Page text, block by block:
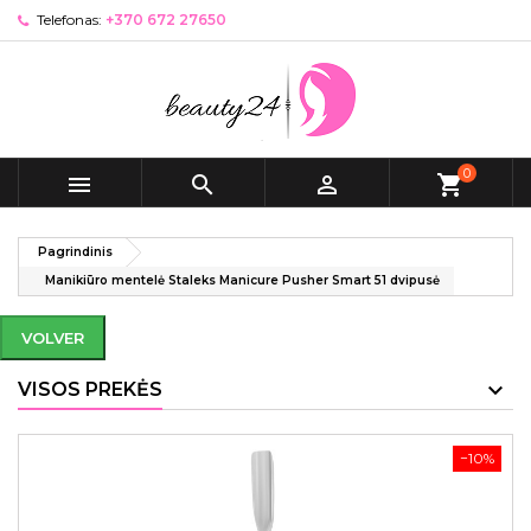
Telefonas: +370 672 27650
   shopping_cart0
Pagrindinis
Manikiūro mentelė Staleks Manicure Pusher Smart 51 dvipusė
VOLVER
VISOS PREKĖS
−10%